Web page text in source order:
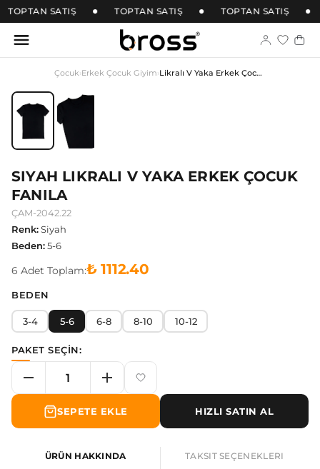
TOPTAN SATIŞ TOPTAN SATIŞ TOPTAN SATIŞ
Çocuk›Erkek Çocuk Giyim› Likralı V Yaka Erkek Çocuk Fanila
SIYAH LIKRALI V YAKA ERKEK ÇOCUK
FANILA
ÇAM-2042.22
Renk:Siyah
Beden:5-6
6 Adet Toplam:₺ 1112.40
BEDEN
3-4 5-6 6-8 8-10 10-12
PAKET SEÇİN:
SEPETE EKLE HIZLI SATIN AL
ÜRÜN HAKKINDA TAKSIT SEÇENEKLERI